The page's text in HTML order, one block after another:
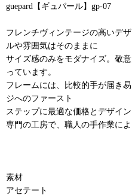
guepard【ギュパール】gp-07
フレンチヴィンテージの高いデ
ルや雰囲気はそのままに
サイズ感のみをモダナイズ。敬
っています。
フレームには、比較的手が届き
ジへのファースト
ステップに最適な価格とデザイン
専門の工房で、職人の手作業に
素材
アセテート